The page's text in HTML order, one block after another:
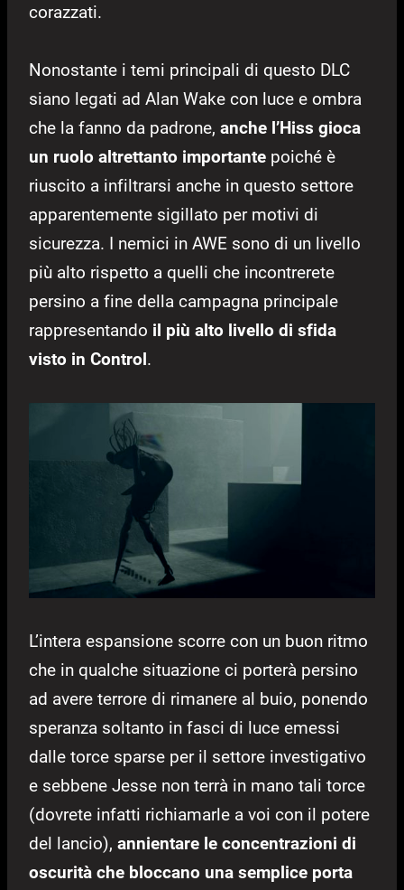
corazzati.
Nonostante i temi principali di questo DLC
siano legati ad Alan Wake con luce e ombra
che la fanno da padrone, anche l’Hiss gioca
un ruolo altrettanto importante poiché è
riuscito a infiltrarsi anche in questo settore
apparentemente sigillato per motivi di
sicurezza. I nemici in AWE sono di un livello
più alto rispetto a quelli che incontrerete
persino a fine della campagna principale
rappresentando il più alto livello di sfida
visto in Control.
L’intera espansione scorre con un buon ritmo
che in qualche situazione ci porterà persino
ad avere terrore di rimanere al buio, ponendo
speranza soltanto in fasci di luce emessi
dalle torce sparse per il settore investigativo
e sebbene Jesse non terrà in mano tali torce
(dovrete infatti richiamarle a voi con il potere
del lancio), annientare le concentrazioni di
oscurità che bloccano una semplice porta